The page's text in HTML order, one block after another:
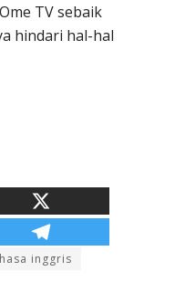
TV sebaik
hindari hal-hal
inggris